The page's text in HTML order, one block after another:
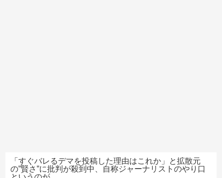
「すぐバレるデマを投稿した理由はこれか」と拡散元
の”賢さ”に批判が殺到中、自称ジャーナリストのやり口